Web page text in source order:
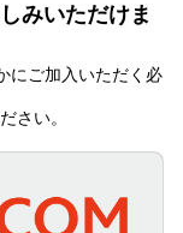
みいただけま
にご加入いただく必
さい。